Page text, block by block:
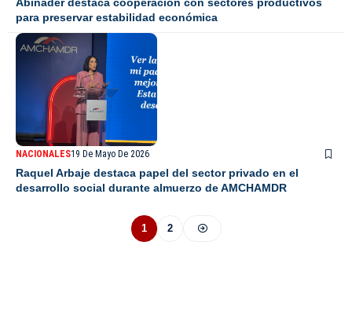
para preservar estabilidad económica
NACIONALES19 De Mayo De 2026
Raquel Arbaje destaca papel del sector privado en el
desarrollo social durante almuerzo de AMCHAMDR
1 2